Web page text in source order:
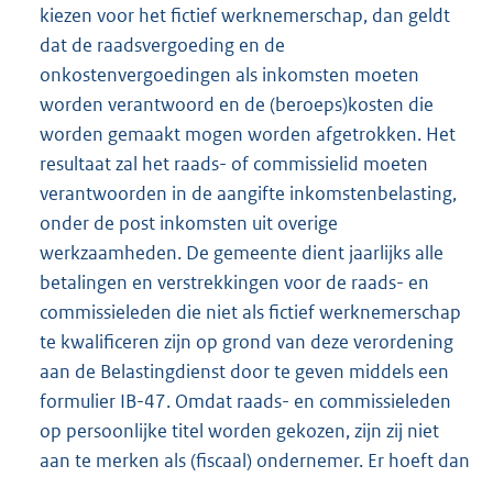
kiezen voor het fictief werknemerschap, dan geldt
dat de raadsvergoeding en de
onkostenvergoedingen als inkomsten moeten
worden verantwoord en de (beroeps)kosten die
worden gemaakt mogen worden afgetrokken. Het
resultaat zal het raads- of commissielid moeten
verantwoorden in de aangifte inkomstenbelasting,
onder de post inkomsten uit overige
werkzaamheden. De gemeente dient jaarlijks alle
betalingen en verstrekkingen voor de raads- en
commissieleden die niet als fictief werknemerschap
te kwalificeren zijn op grond van deze verordening
aan de Belastingdienst door te geven middels een
formulier IB-47. Omdat raads- en commissieleden
op persoonlijke titel worden gekozen, zijn zij niet
aan te merken als (fiscaal) ondernemer. Er hoeft dan